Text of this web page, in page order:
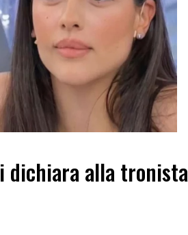
dichiara alla tronista